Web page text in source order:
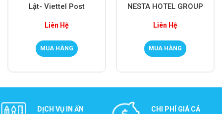
Lật- Viettel Post
Liên Hệ
MUA HÀNG
NESTA HOTEL GROUP
Liên Hệ
MUA HÀNG
DỊCH VỤ IN ẤN CHI PHÍ GIÁ CẢ